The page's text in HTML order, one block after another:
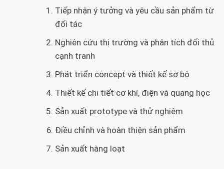
Tiếp nhận ý tưởng và yêu cầu sản phẩm từ
đối tác
Nghiên cứu thị trường và phân tích đối thủ
cạnh tranh
Phát triển concept và thiết kế sơ bộ
Thiết kế chi tiết cơ khí, điện và quang học
Sản xuất prototype và thử nghiệm
Điều chỉnh và hoàn thiện sản phẩm
Sản xuất hàng loạt